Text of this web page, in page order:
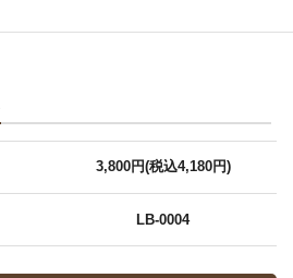
3,800円(税込4,180円)
LB-0004